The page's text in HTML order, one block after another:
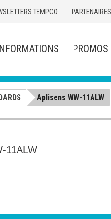
TEMPCO PARTENAIRES
PROMOS
Aplisens WW-11ALW
11ALW